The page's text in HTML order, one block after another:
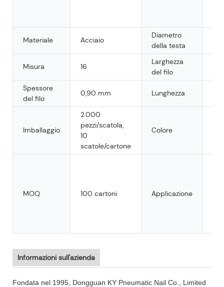
Materiale Acciaio
Diametro
della testa
Misura 16
Larghezza
del filo
Spessore
del filo
0,90 mm Lunghezza
Imballaggio
2.000
pezzi/scatola,
10
scatole/cartone
Colore
MOQ 100 cartoni Applicazione
Informazioni sull'azienda
Fondata nel 1995, Dongguan KY Pneumatic Nail Co., Limited